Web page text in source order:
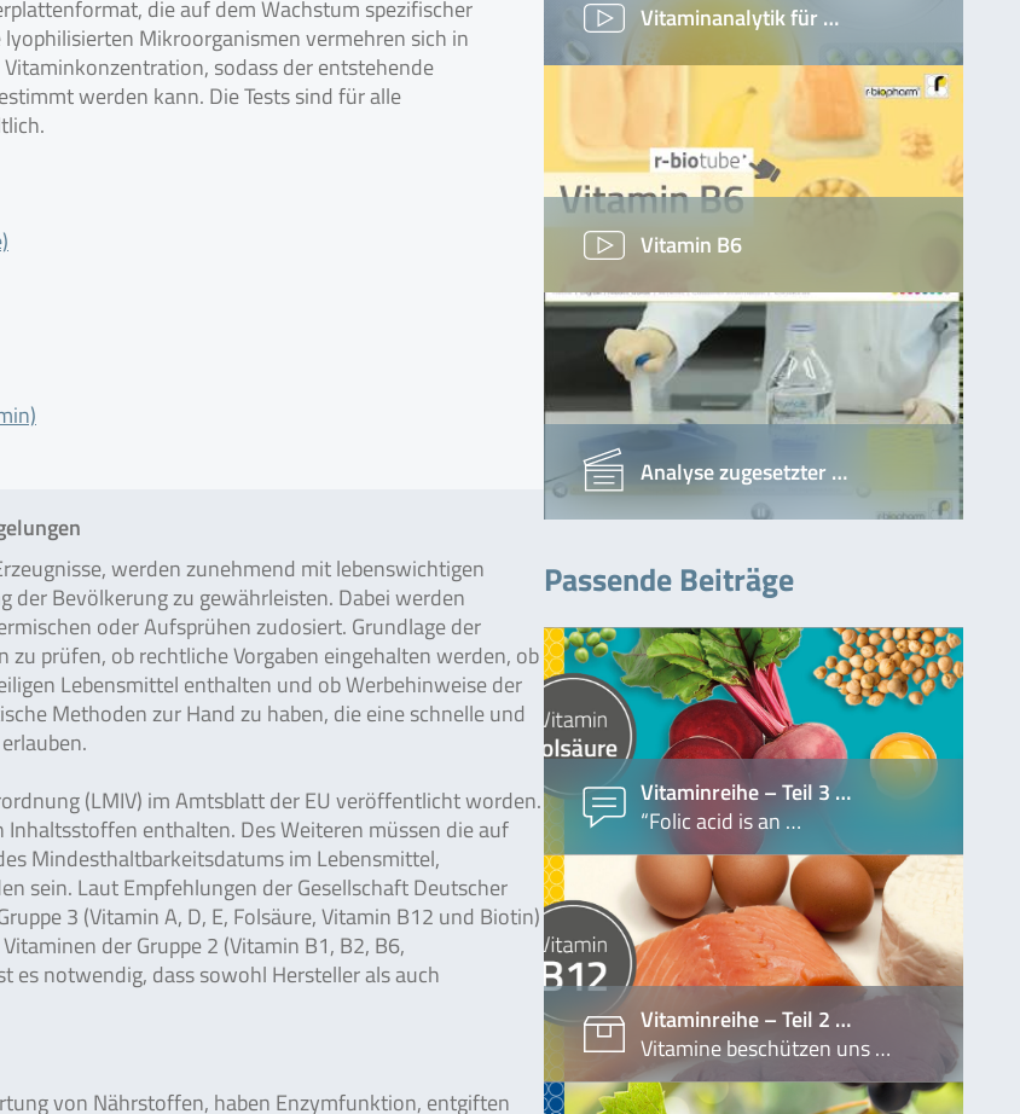
die auf dem Wachstum spezifischer
Mikroorganismen vermehren sich in
sodass der entstehende
werden kann. Die Tests sind für alle
werden zunehmend mit lebenswichtigen
Bevölkerung zu gewährleisten. Dabei werden
oder Aufsprühen zudosiert. Grundlage der
prüfen, ob rechtliche Vorgaben eingehalten werden, ob
Lebensmittel enthalten und ob Werbehinweise der
Methoden zur Hand zu haben, die eine schnelle und
(LMIV) im Amtsblatt der EU veröffentlicht worden.
enthalten. Des Weiteren müssen die auf
Mindesthaltbarkeitsdatums im Lebensmittel,
sein. Laut Empfehlungen der Gesellschaft Deutscher
3 (Vitamin A, D, E, Folsäure, Vitamin B12 und Biotin)
der Gruppe 2 (Vitamin B1, B2, B6,
es notwendig, dass sowohl Hersteller als auch
von Nährstoffen, haben Enzymfunktion, entgiften
Vitaminanalytik für …
Vitamin B6
Analyse zugesetzter …
Passende Beiträge
Vitaminreihe – Teil 3 …
“Folic acid is an …
Vitaminreihe – Teil 2 …
Vitamine beschützen uns …